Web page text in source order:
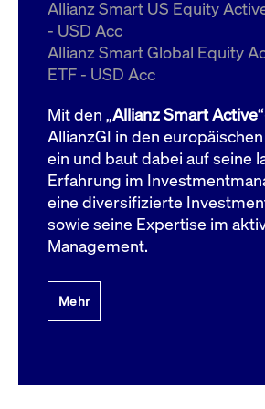
Allianz Smart US Equity
- USD Acc
Allianz Smart Global Equity
ETF - USD Acc
Mit den „Allianz Smart Active
AllianzGI in den
ein und baut dabei auf seine
Erfahrung im
eine diversifizierte
sowie seine Expertise im
Management.
Mehr
ApplicationGatewayAffinityCORS
boerse.com
Domain